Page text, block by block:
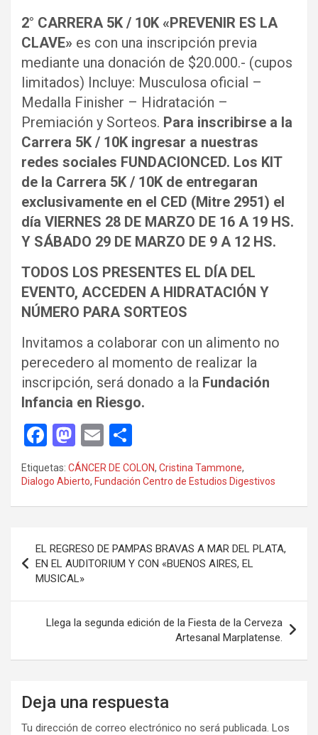
2° CARRERA 5K / 10K «PREVENIR ES LA
CLAVE» es con una inscripción previa
mediante una donación de $20.000.- (cupos
limitados) Incluye: Musculosa oficial –
Medalla Finisher – Hidratación –
Premiación y Sorteos. Para inscribirse a la
Carrera 5K / 10K ingresar a nuestras
redes sociales FUNDACIONCED. Los KIT
de la Carrera 5K / 10K de entregaran
exclusivamente en el CED (Mitre 2951) el
día VIERNES 28 DE MARZO DE 16 A 19 HS.
Y SÁBADO 29 DE MARZO DE 9 A 12 HS.
TODOS LOS PRESENTES EL DÍA DEL
EVENTO, ACCEDEN A HIDRATACIÓN Y
NÚMERO PARA SORTEOS
Invitamos a colaborar con un alimento no
perecedero al momento de realizar la
inscripción, será donado a la Fundación
Infancia en Riesgo.
F
a
ce
b
o
k
M
a
st
o
o
n
E
m
ail
o
m
p
tir
Etiquetas: CÁNCER DE COLON, Cristina Tammone,
Dialogo Abierto, Fundación Centro de Estudios Digestivos
de
entradas
EL REGRESO DE PAMPAS BRAVAS A MAR DEL PLATA,
EN EL AUDITORIUM Y CON «BUENOS AIRES, EL
MUSICAL»
Llega la segunda edición de la Fiesta de la Cerveza
Artesanal Marplatense.
Deja una respuesta
Tu dirección de correo electrónico no será publicada. Los